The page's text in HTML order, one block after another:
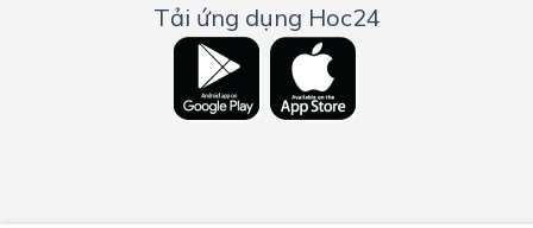
Tải ứng dụng Hoc24